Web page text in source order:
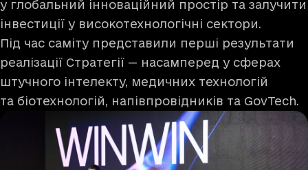
у глобальний інноваційний простір та залучити
інвестиції у високотехнологічні сектори.
Під час саміту представили перші результати
реалізації Стратегії — насамперед у сферах
штучного інтелекту, медичних технологій
та біотехнологій, напівпровідників та GovTech.